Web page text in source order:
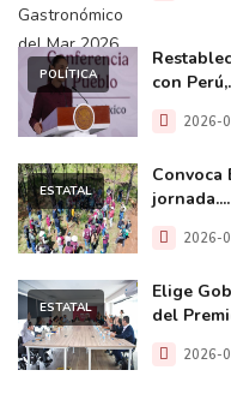
POLÍTICA
con
2026-
ESTATAL
Convoca
jornada....
2026-
ESTATAL
Elige
del
2026-